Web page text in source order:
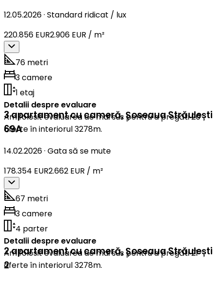
12.05.2026· Standard ridicat / lux
220.856 EUR2.906 EUR / m²
76 metri
3 camere
1 etaj
Detalii despre evaluare
Am folosit evaluarea de mai sus pentru a pregăti 20
oferte în interiorul 3278m.
3 apartament cu cameră,Șoseaua Străulești
69A
14.02.2026· Gata să se mute
178.354 EUR2.662 EUR / m²
67 metri
3 camere
4 parter
Detalii despre evaluare
Am folosit evaluarea de mai sus pentru a pregăti 21
oferte în interiorul 3278m.
2 apartament cu cameră,Șoseaua Străulești
2